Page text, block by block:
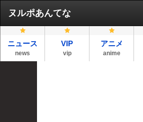
ヌルポあんてな
ニュース
news
VIP
vip
アニメ
anime